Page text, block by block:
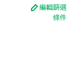
編輯篩選
條件